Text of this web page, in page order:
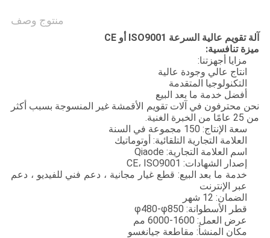
منتوج وصف
آلة تقويم عالية السرعة ISO9001 أو CE
ميزة تنافسية:
مزايا أجهزتنا:
انتاج عالي وجودة عالية
التكنولوجيا المتقدمة
أفضل خدمة ما بعد البيع
نحن محترفون في آلات تقويم الأقمشة غير المنسوجة بسبب أكثر
من 25 عامًا من الخبرة الغنية.
سعة الإنتاج: 150 مجموعة في السنة
العلامة التجارية التلقائية: أوتوماتيك
اسم العلامة التجارية: Qiaode
إصدار الشهادات: CE، ISO9001
خدمة ما بعد البيع: قطع غيار مجانية ، دعم فني للفيديو ، دعم
عبر الإنترنت
الضمان: 12 شهر
قطر الأسطوانة: φ480-φ850
عرض العمل: 1600-6000 مم
مكان المنشأ: مقاطعة جيانغسو